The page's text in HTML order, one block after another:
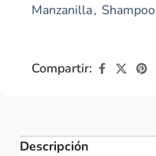
Manzanilla, Shampoo
Compartir:
Descripción